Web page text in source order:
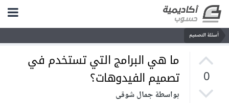
أسئلة التصميم
0
ما هي البرامج التي تستخدم في
تصميم الفيدوهات؟
بواسطة جمال شوقى